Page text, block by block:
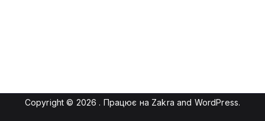
Copyright © 2026 . Працює на Zakra and WordPress.